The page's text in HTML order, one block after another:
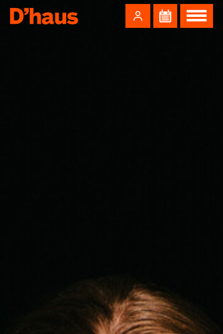
Zum Hauptinhalt springen Zum Footer springen